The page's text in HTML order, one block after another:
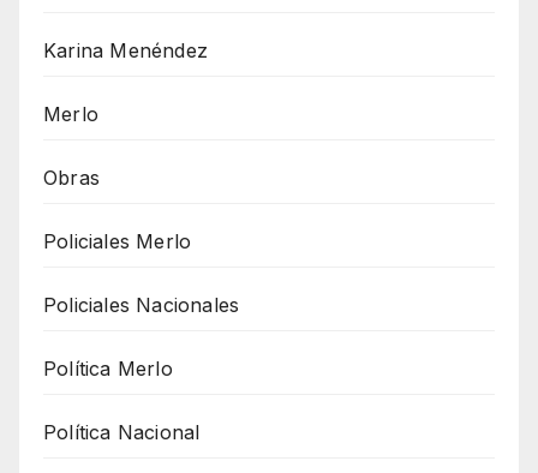
Karina Menéndez
Merlo
Obras
Policiales Merlo
Policiales Nacionales
Política Merlo
Política Nacional